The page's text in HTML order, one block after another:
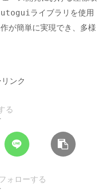
ライブラリを使用
が簡単に実現でき、多様
ンク
る
ォローする